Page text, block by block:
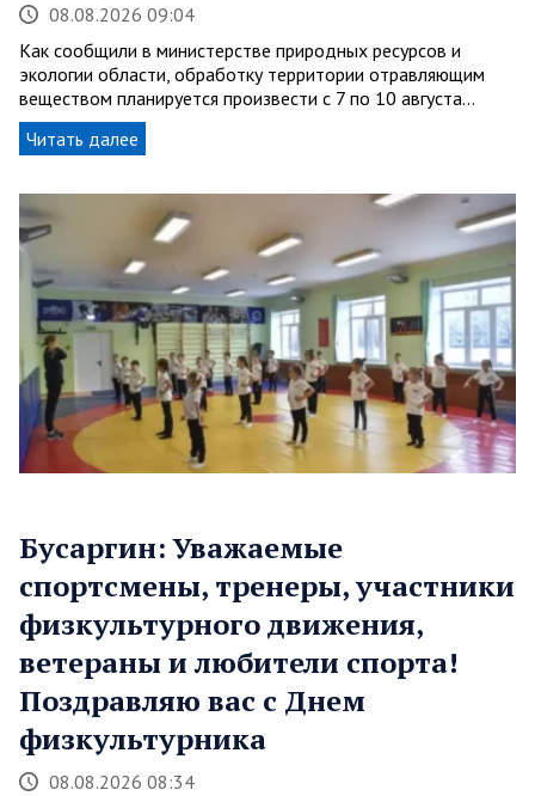
08.08.2026 09:04
Как сообщили в министерстве природных ресурсов и
экологии области, обработку территории отравляющим
веществом планируется произвести с 7 по 10 августа…
Читать далее
Бусаргин: Уважаемые
спортсмены, тренеры, участники
физкультурного движения,
ветераны и любители спорта!
Поздравляю вас с Днем
физкультурника
08.08.2026 08:34